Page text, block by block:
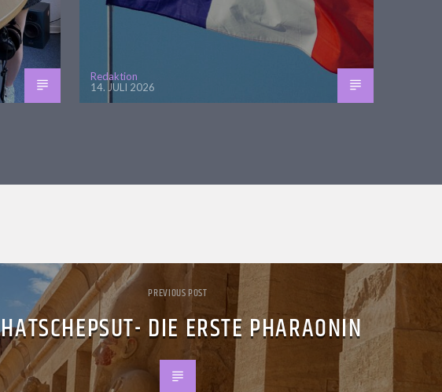
Redaktion
14. JULI 2026
PREVIOUS POST
HATSCHEPSUT- DIE ERSTE PHARAONIN